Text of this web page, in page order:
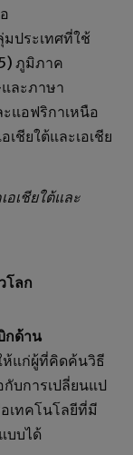
ประเทศที่ใช้
ภูมิภาค
ละภาษา
แอฟริกาเหนือ
ชียใต้และเอเชีย
เชียใต้และ
โลก
กด้าน
ห้แก่ผู้ที่คิดค้นวิธี
บการเปลี่ยนแป
เทคโนโลยีที่มี
บบได้